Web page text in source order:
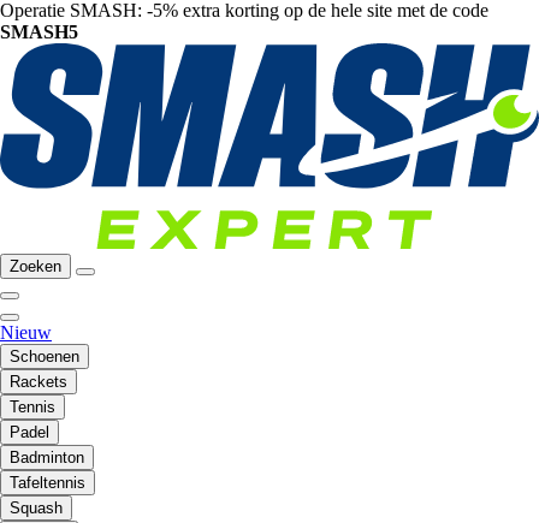
Operatie SMASH: -5% extra korting op de hele site met de code
SMASH5
Zoeken
Nieuw
Schoenen
Rackets
Tennis
Padel
Badminton
Tafeltennis
Squash